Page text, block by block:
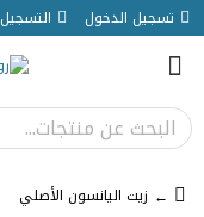
تسجيل الدخول التسجيل
زيت اليانسون الأصلي